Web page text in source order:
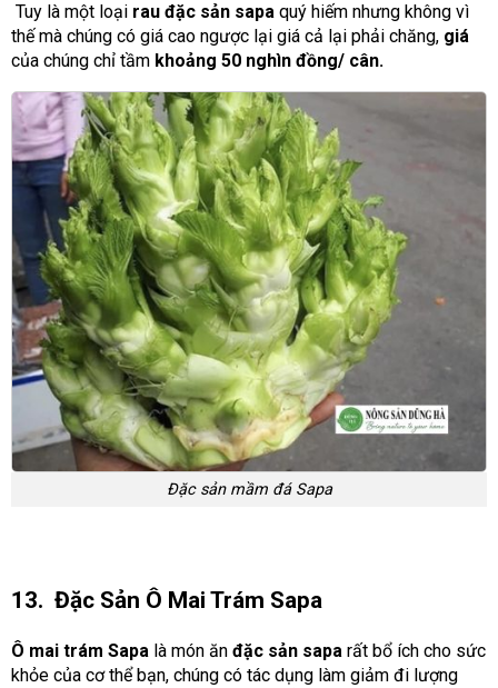
Tuy là một loại rau đặc sản sapa quý hiếm nhưng không vì
thế mà chúng có giá cao ngược lại giá cả lại phải chăng, giá
của chúng chỉ tầm khoảng 50 nghìn đồng/ cân.
Đặc sản mầm đá Sapa
13. Đặc Sản Ô Mai Trám Sapa
Ô mai trám Sapa là món ăn đặc sản sapa rất bổ ích cho sức
khỏe của cơ thể bạn, chúng có tác dụng làm giảm đi lượng